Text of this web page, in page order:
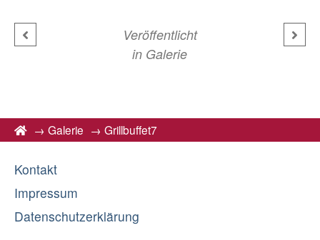
Veröffentlicht
in Galerie
→ Galerie → Grillbuffet7
Kontakt
Impressum
Datenschutzerklärung